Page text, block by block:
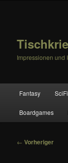
Impressionen und
Fantasy SciFi
Boardgames
Beitragsnavigation
← Vorheriger